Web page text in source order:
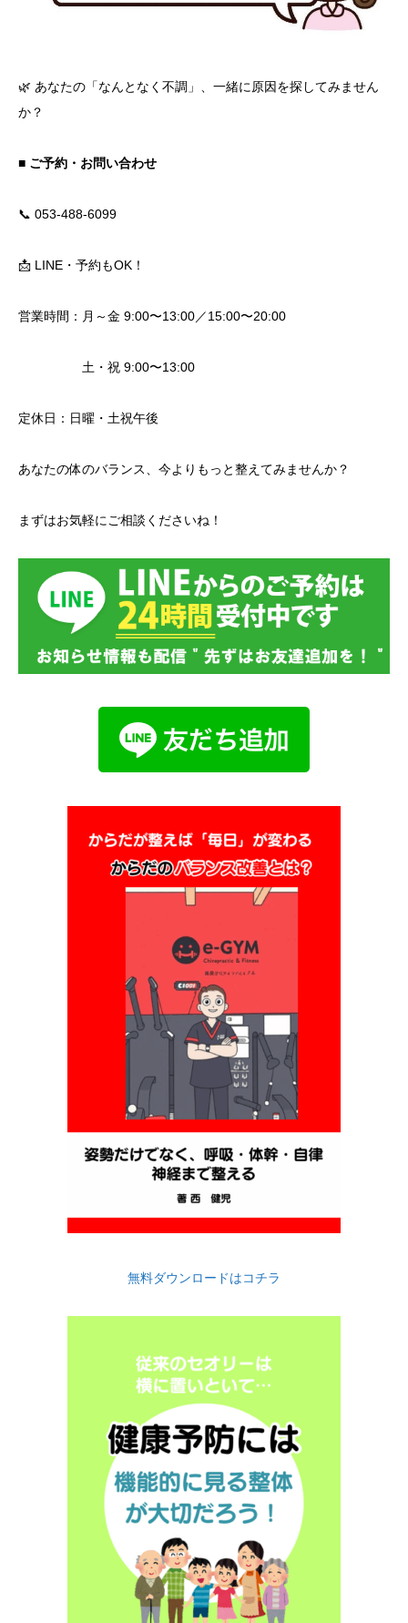
🌿 あなたの「なんとなく不調」、一緒に原因を探してみません
か？
■ ご予約・お問い合わせ
📞 053-488-6099
📩 LINE・予約もOK！
営業時間：月～金 9:00〜13:00／15:00〜20:00
土・祝 9:00〜13:00
定休日：日曜・土祝午後
あなたの体のバランス、今よりもっと整えてみませんか？
まずはお気軽にご相談くださいね！
無料ダウンロードはコチラ